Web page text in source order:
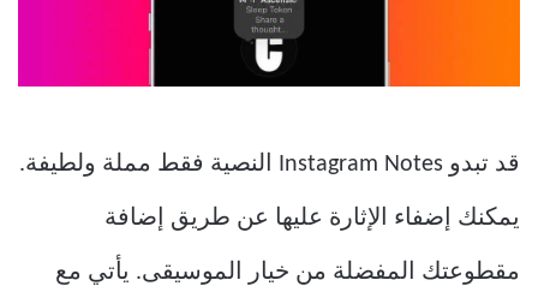
قد تبدو Instagram Notes النصية فقط مملة ولطيفة.
يمكنك إضفاء الإثارة عليها عن طريق إضافة
مقطوعتك المفضلة من خيار الموسيقى. يأتي مع